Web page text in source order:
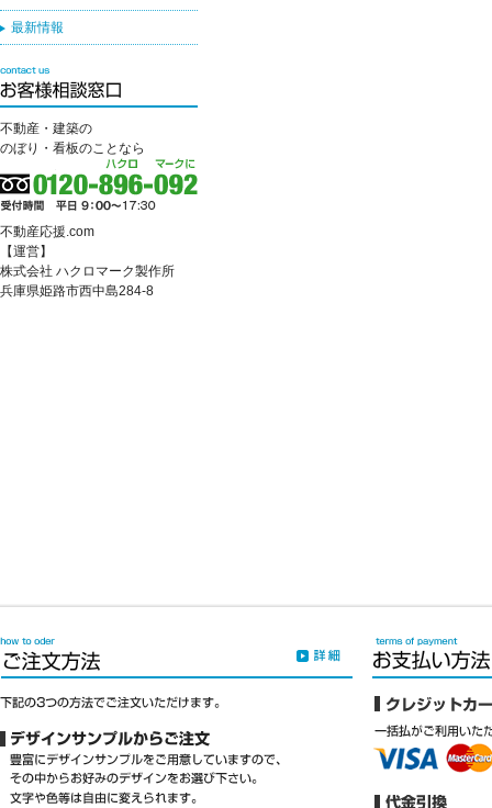
最新情報
不動産・建築の
のぼり・看板のことなら
不動産応援.com
【運営】
株式会社 ハクロマーク製作所
兵庫県姫路市西中島284-8